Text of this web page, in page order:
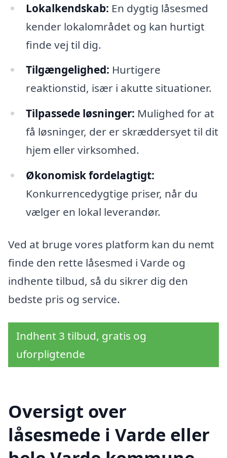
Lokalkendskab: En dygtig låsesmed
kender lokalområdet og kan hurtigt
finde vej til dig.
Tilgængelighed: Hurtigere
reaktionstid, især i akutte situationer.
Tilpassede løsninger: Mulighed for at
få løsninger, der er skræddersyet til dit
hjem eller virksomhed.
Økonomisk fordelagtigt:
Konkurrencedygtige priser, når du
vælger en lokal leverandør.
Ved at bruge vores platform kan du nemt
finde den rette låsesmed i Varde og
indhente tilbud, så du sikrer dig den
bedste pris og service.
Indhent 3 tilbud, gratis og
uforpligtende
Oversigt over
låsesmede i Varde eller